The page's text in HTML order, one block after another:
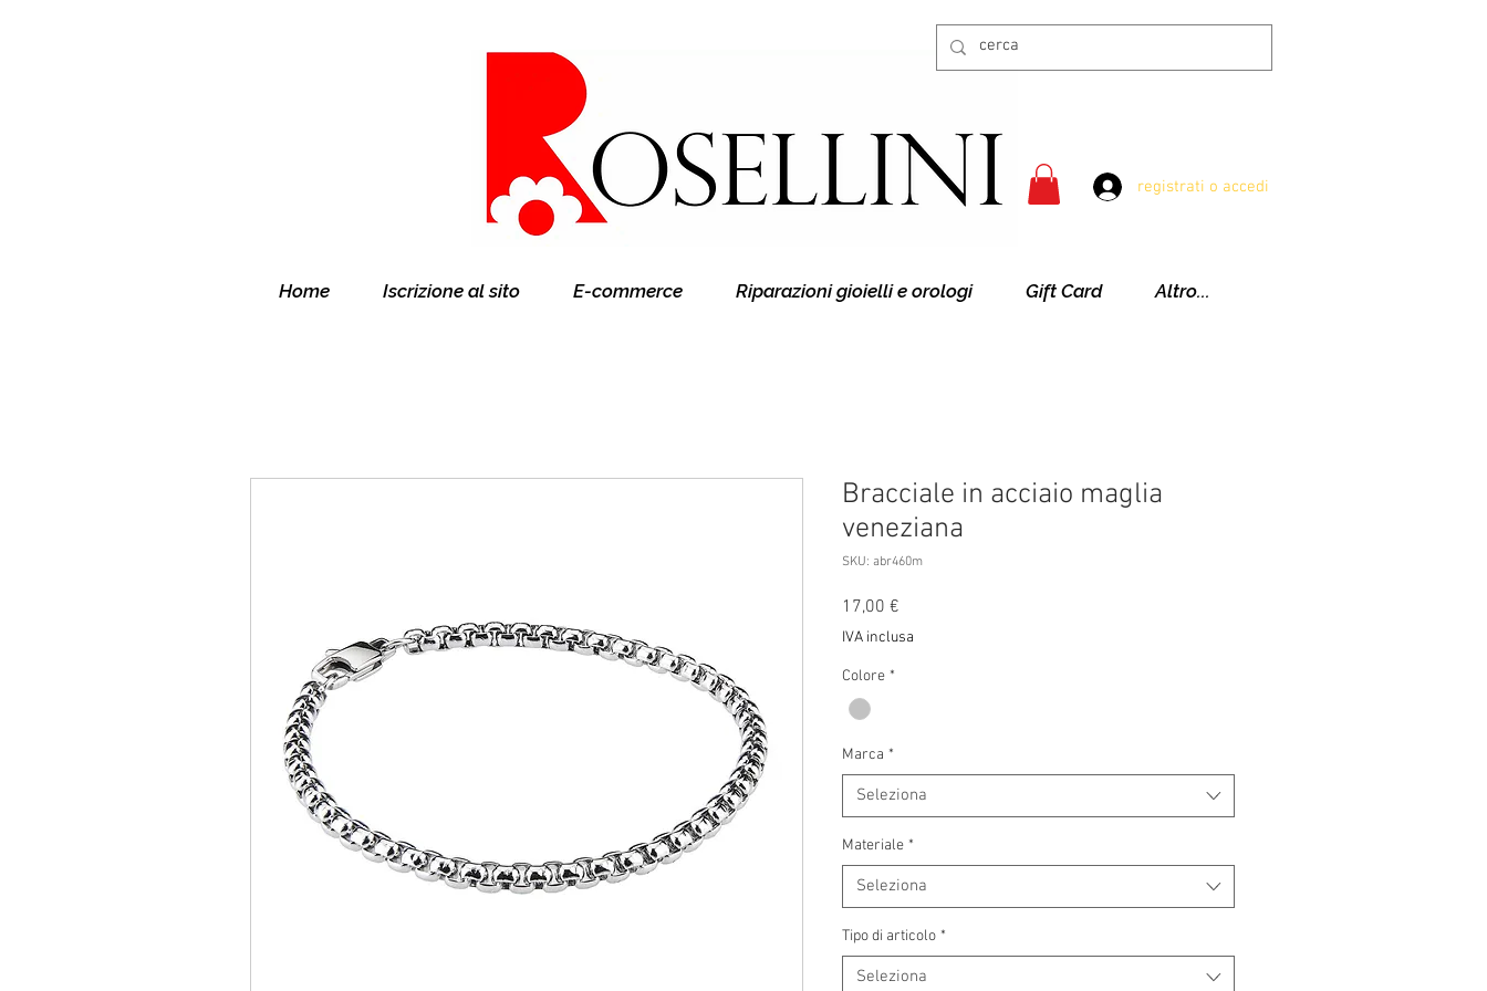
Gioielleria Rosellini
Rosellini online
registrati o accedi
Home Iscrizione al sito E-commerce Riparazioni gioielli e orologi Gift Card Altro...
Bracciale in acciaio maglia
veneziana
SKU: abr460m
17,00 €
IVA inclusa
Colore *
Marca *
Seleziona
Materiale *
Seleziona
Tipo di articolo *
Seleziona